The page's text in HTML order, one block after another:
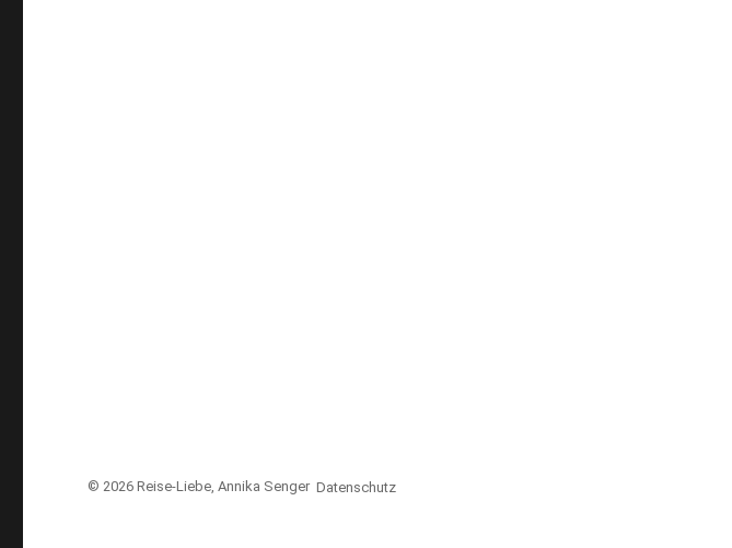
Datenschutz
© 2026Reise-Liebe, Annika Senger